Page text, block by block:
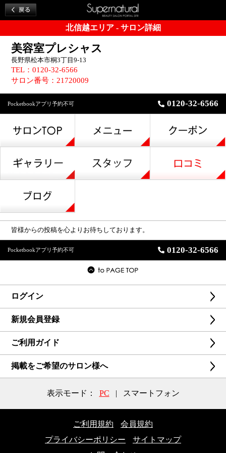
北信越エリア - サロン詳細
美容室プレシャス
長野県松本市桐3丁目9-13
TEL：0120-32-6566
サロン番号：21720009
Pocketbookアプリ予約不可 0120-32-6566
皆様からの投稿を心よりお待ちしております。
Pocketbookアプリ予約不可 0120-32-6566
ログイン
新規会員登録
ご利用ガイド
掲載をご希望のサロン様へ
表示モード： PC | スマートフォン
ご利用規約
会員規約
プライバシーポリシー
サイトマップ